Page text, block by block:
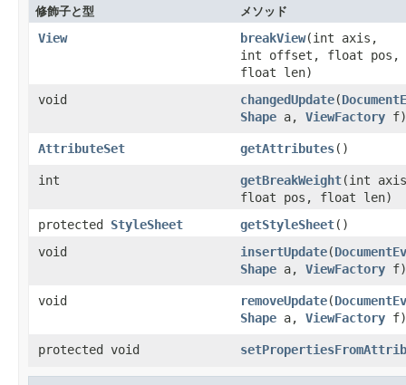
修飾子と型 メソッド
View breakView(int axis,
int offset, float pos,
float len)
void
changedUpdate(
Shape a, ViewFactory f)
AttributeSet getAttributes()
int getBreakWeight(int
float pos, float len)
protected StyleSheet getStyleSheet()
void
insertUpdate(
Shape a, ViewFactory f)
void removeUpdate(
Shape a, ViewFactory f)
protected void